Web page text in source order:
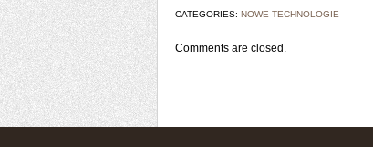
CATEGORIES: NOWE TECHNOLOGIE
Comments are closed.